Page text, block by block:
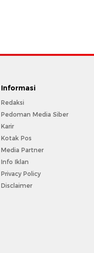
Informasi
Redaksi
Pedoman Media Siber
Karir
Kotak Pos
Media Partner
Info Iklan
Privacy Policy
Disclaimer